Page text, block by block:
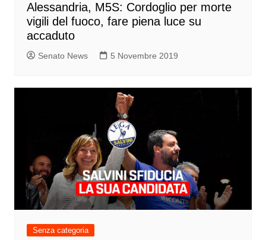
Alessandria, M5S: Cordoglio per morte
vigili del fuoco, fare piena luce su
accaduto
Senato News 5 Novembre 2019
Senza categoria